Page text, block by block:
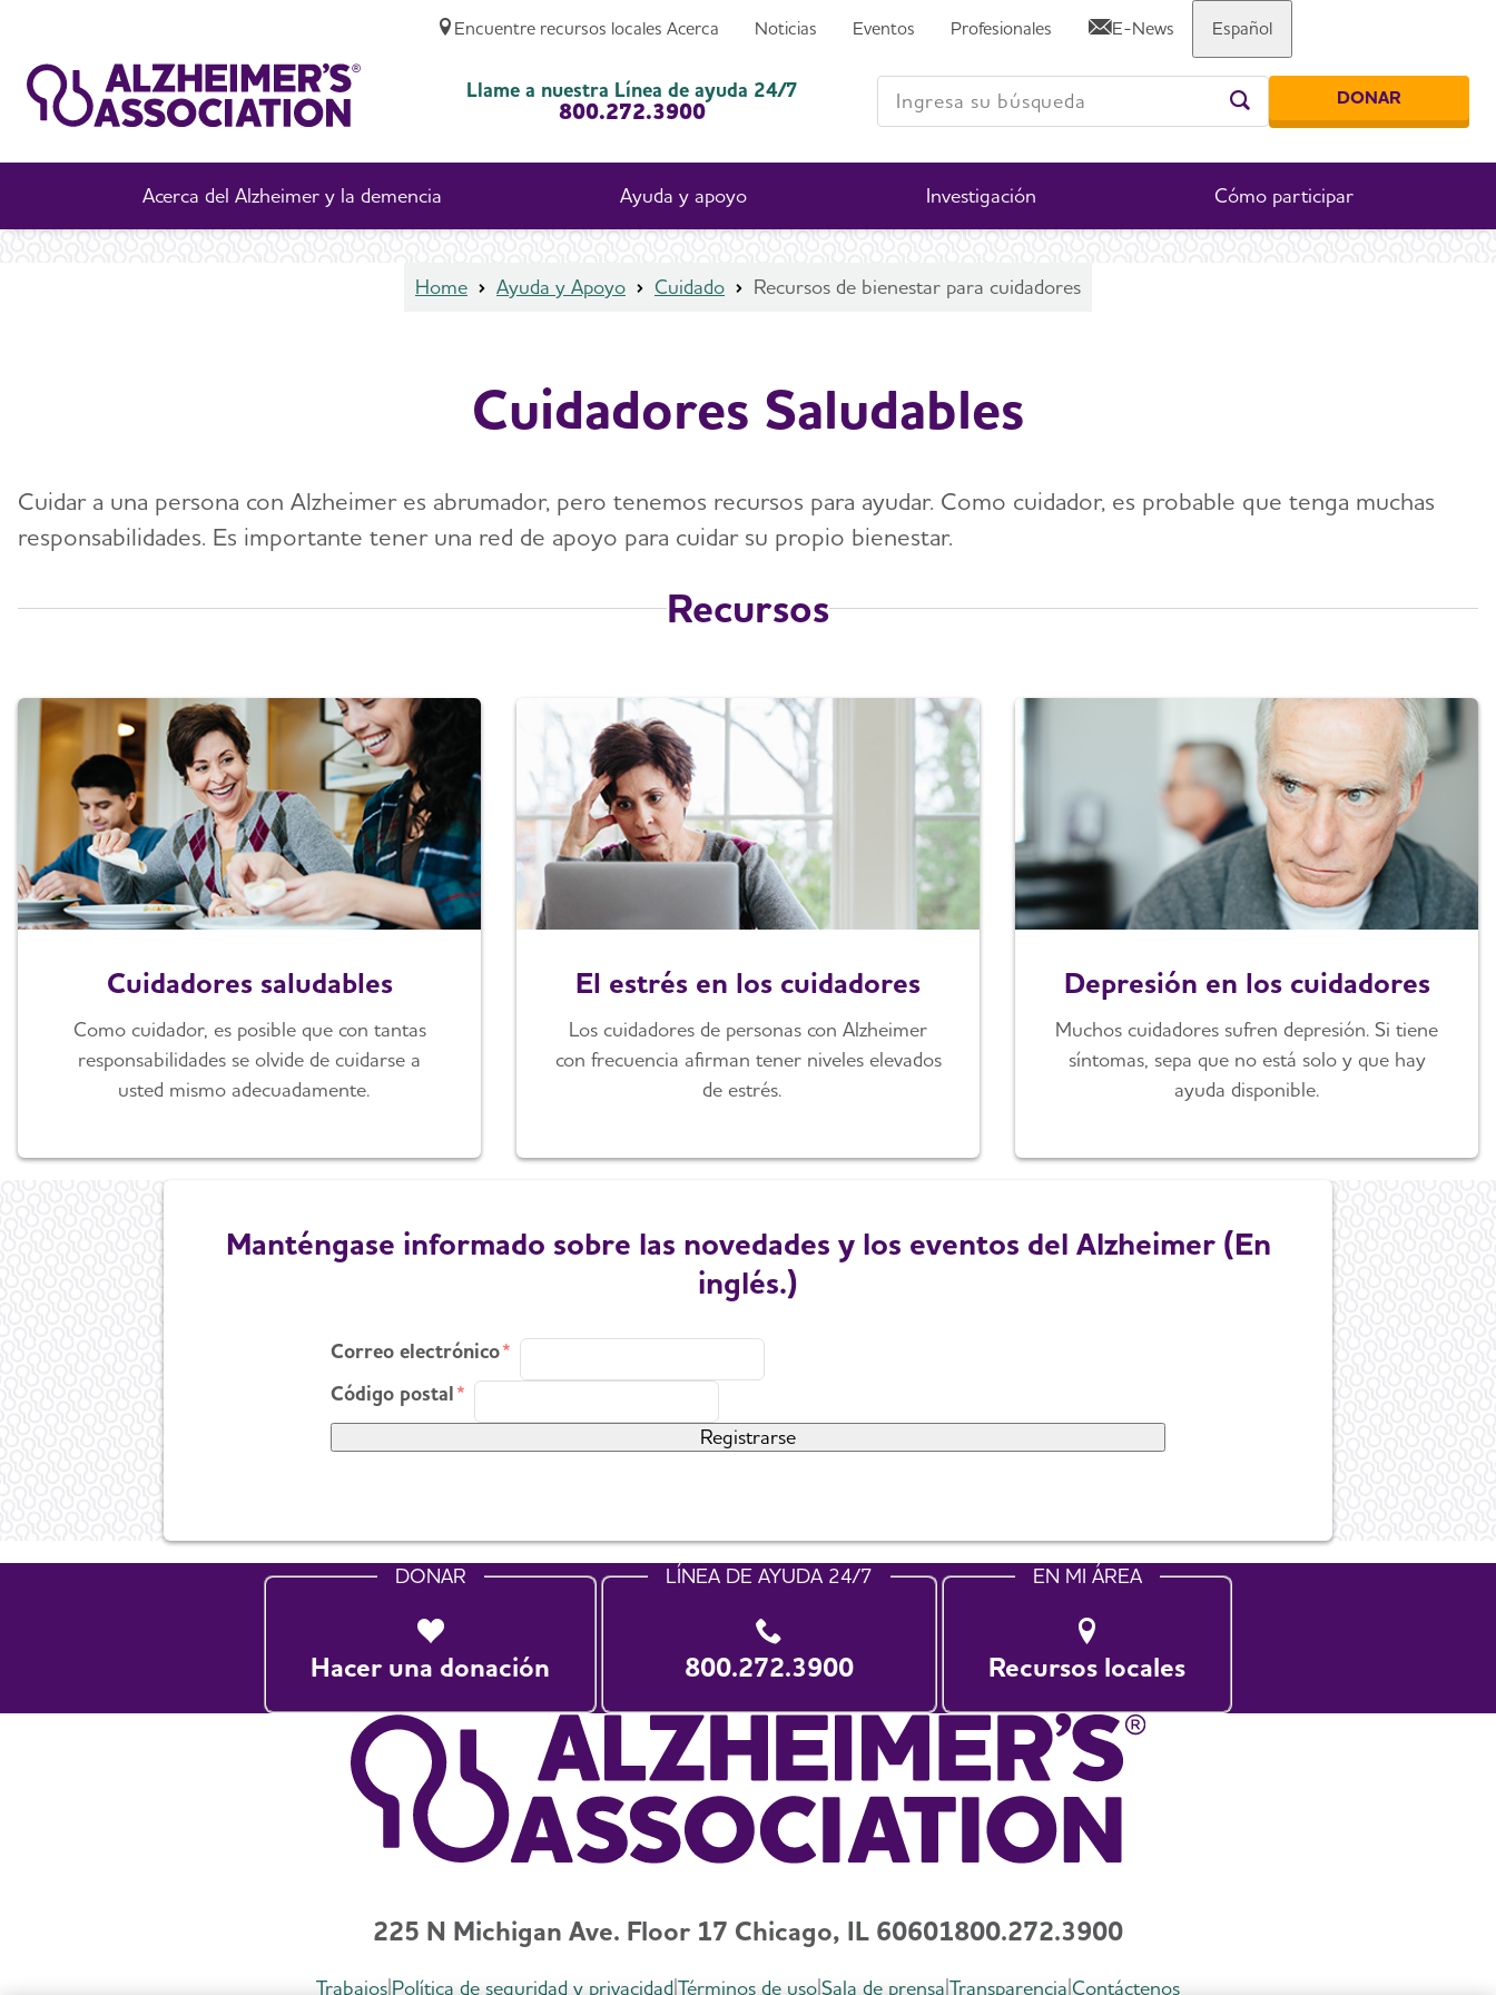
Encuentre recursos locales Acerca Noticias Eventos Profesionales E-News Español
Acerca del Alzheimer y la demencia Ayuda y apoyo Investigación Cómo participar
Llame a nuestra Línea de ayuda 24/7
800.272.3900
Ingresa su búsqueda
Comienza su búsqueda
DONAR
Share or print this page
Home Ayuda y Apoyo Cuidado Recursos de bienestar para cuidadores
Cuidadores Saludables
Cuidar a una persona con Alzheimer es abrumador, pero tenemos recursos para ayudar. Como cuidador, es probable que tenga muchas
responsabilidades. Es importante tener una red de apoyo para cuidar su propio bienestar.
Recursos
Cuidadores saludables
Como cuidador, es posible que con tantas
responsabilidades se olvide de cuidarse a
usted mismo adecuadamente.
El estrés en los cuidadores
Los cuidadores de personas con Alzheimer
con frecuencia afirman tener niveles elevados
de estrés.
Depresión en los cuidadores
Muchos cuidadores sufren depresión. Si tiene
síntomas, sepa que no está solo y que hay
ayuda disponible.
Manténgase informado sobre las novedades y los eventos del Alzheimer (En
inglés.)
Correo electrónico
Código postal
DONAR
Hacer una donación
LÍNEA DE AYUDA 24/7
800.272.3900
EN MI ÁREA
Recursos locales
225 N Michigan Ave. Floor 17 Chicago, IL 60601800.272.3900
Trabajos Política de seguridad y privacidadTérminos de usoSala de prensa Transparencia Contáctenos